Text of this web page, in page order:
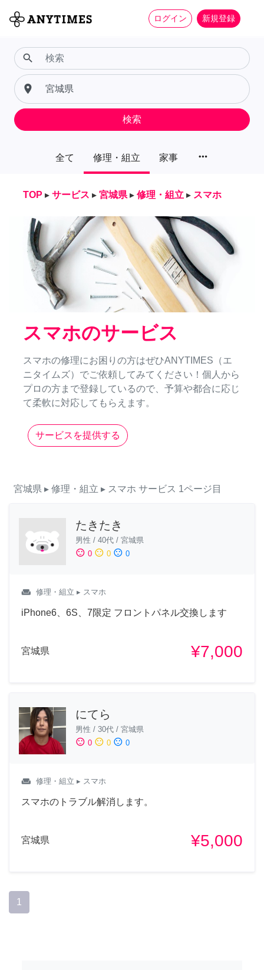
ログイン 新規登録
全て 修理・組立 家事 more_horiz
search
place
検索
TOP ▸ サービス ▸ 宮城県 ▸ 修理・組立 ▸ スマホ
スマホのサービス
スマホの修理にお困りの方はぜひANYTIMES（エ
ニタイムズ）でご依頼してみてください！個人から
プロの方まで登録しているので、予算や都合に応じ
て柔軟に対応してもらえます。
サービスを提供する
宮城県 ▸ 修理・組立 ▸ スマホ サービス 1ページ目
たきたき
男性 / 40代 / 宮城県
sentiment_satisfied 0 sentiment_neutral 0 sentiment_dissatisfied 0
weekend 修理・組立 ▸ スマホ
iPhone6、6S、7限定 フロントパネル交換します
宮城県 ¥7,000
にてら
男性 / 30代 / 宮城県
sentiment_satisfied 0 sentiment_neutral 0 sentiment_dissatisfied 0
weekend 修理・組立 ▸ スマホ
スマホのトラブル解消します。
宮城県 ¥5,000
1